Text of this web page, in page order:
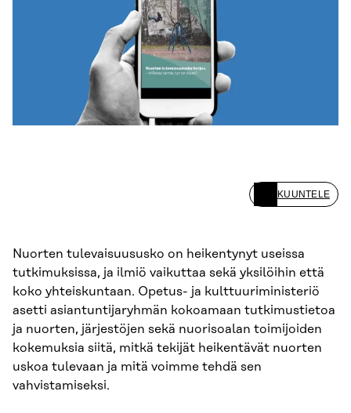
KUUNTELE
Nuorten tulevaisuususko on heikentynyt useissa
tutkimuksissa, ja ilmiö vaikuttaa sekä yksilöihin että
koko yhteiskuntaan. Opetus- ja kulttuuriministeriö
asetti asiantuntijaryhmän kokoamaan tutkimustietoa
ja nuorten, järjestöjen sekä nuorisoalan toimijoiden
kokemuksia siitä, mitkä tekijät heikentävät nuorten
uskoa tulevaan ja mitä voimme tehdä sen
vahvistamiseksi.